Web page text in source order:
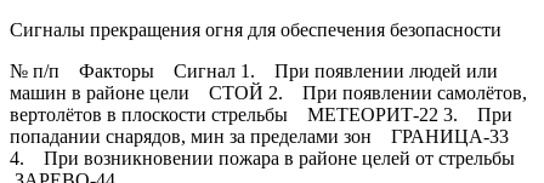
Сигналы прекращения огня для обеспечения безопасности
№ п/п Факторы Сигнал 1. При появлении людей или
машин в районе цели СТОЙ 2. При появлении самолётов,
вертолётов в плоскости стрельбы МЕТЕОРИТ-22 3. При
попадании снарядов, мин за пределами зон ГРАНИЦА-33
4. При возникновении пожара в районе целей от стрельбы